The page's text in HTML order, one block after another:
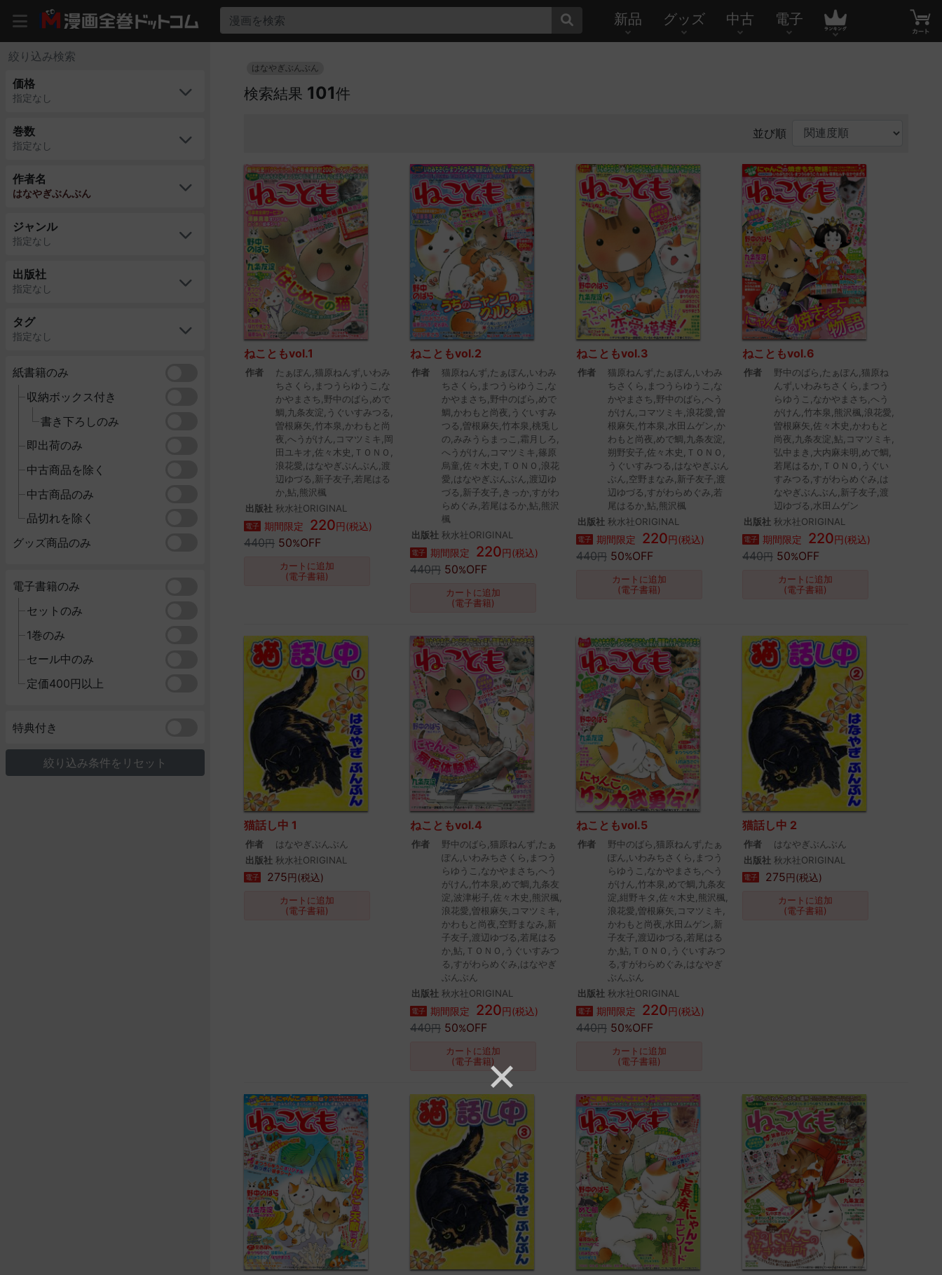
漫画を検索 新品 グッズ 中古 電子
絞り込み検索
価格
指定なし
巻数
指定なし
作者名
はなやぎぶんぶん
ジャンル
指定なし
出版社
指定なし
タグ
指定なし
紙書籍のみ
収納ボックス付き
書き下ろしのみ
即出荷のみ
中古商品を除く
中古商品のみ
品切れを除く
グッズ商品のみ
電子書籍のみ
セットのみ
1巻のみ
セール中のみ
定価400円以上
特典付き
絞り込み条件をリセット
はなやぎぶんぶん
検索結果 101件
並び順
ねこともvol.1
作者
たぁぽん,猫原ねんず,いわみ
ちさくら,まつうらゆうこ,な
かやまさち,野中のばら,めで
鯛,九条友淀,うぐいすみつる,
曽根麻矢,竹本泉,かわもと尚
夜,へうがけん,コマツミキ,岡
田ユキオ,佐々木史,ＴＯＮＯ,
浪花愛,はなやぎぶんぶん,渡
辺ゆづる,新子友子,若尾はる
か,鮎,熊沢楓
出版社 秋水社ORIGINAL
電子 期間限定 220円(税込)
440円 50%OFF
カートに追加
(電子書籍)
ねこともvol.2
作者
猫原ねんず,たぁぽん,いわみ
ちさくら,まつうらゆうこ,な
かやまさち,野中のばら,めで
鯛,かわもと尚夜,うぐいすみ
つる,曽根麻矢,竹本泉,桃兎し
の,みみうらまっこ,霜月しろ,
へうがけん,コマツミキ,篠原
烏童,佐々木史,ＴＯＮＯ,浪花
愛,はなやぎぶんぶん,渡辺ゆ
づる,新子友子,きっか,すがわ
らめぐみ,若尾はるか,鮎,熊沢
楓
出版社 秋水社ORIGINAL
電子 期間限定 220円(税込)
440円 50%OFF
カートに追加
(電子書籍)
ねこともvol.3
作者
猫原ねんず,たぁぽん,いわみ
ちさくら,まつうらゆうこ,な
かやまさち,野中のばら,へう
がけん,コマツミキ,浪花愛,曽
根麻矢,竹本泉,水田ムゲン,か
わもと尚夜,めで鯛,九条友淀,
朔野安子,佐々木史,ＴＯＮＯ,
うぐいすみつる,はなやぎぶん
ぶん,空野まなみ,新子友子,渡
辺ゆづる,すがわらめぐみ,若
尾はるか,鮎,熊沢楓
出版社 秋水社ORIGINAL
電子 期間限定 220円(税込)
440円 50%OFF
カートに追加
(電子書籍)
ねこともvol.6
作者
野中のばら,たぁぽん,猫原ね
んず,いわみちさくら,まつう
らゆうこ,なかやまさち,へう
がけん,竹本泉,熊沢楓,浪花愛,
曽根麻矢,佐々木史,かわもと
尚夜,九条友淀,鮎,コマツミキ,
弘中まき,大内麻未明,めで鯛,
若尾はるか,ＴＯＮＯ,うぐい
すみつる,すがわらめぐみ,は
なやぎぶんぶん,新子友子,渡
辺ゆづる,水田ムゲン
出版社 秋水社ORIGINAL
電子 期間限定 220円(税込)
440円 50%OFF
カートに追加
(電子書籍)
猫話し中 1
作者
はなやぎぶんぶん
出版社 秋水社ORIGINAL
電子 275円(税込)
カートに追加
(電子書籍)
ねこともvol.4
作者
野中のばら,猫原ねんず,たぁ
ぽん,いわみちさくら,まつう
らゆうこ,なかやまさち,へう
がけん,竹本泉,めで鯛,九条友
淀,波津彬子,佐々木史,熊沢楓,
浪花愛,曽根麻矢,コマツミキ,
かわもと尚夜,空野まなみ,新
子友子,渡辺ゆづる,若尾はる
か,鮎,ＴＯＮＯ,うぐいすみつ
る,すがわらめぐみ,はなやぎ
ぶんぶん
出版社 秋水社ORIGINAL
電子 期間限定 220円(税込)
440円 50%OFF
カートに追加
(電子書籍)
ねこともvol.5
作者
野中のばら,猫原ねんず,たぁ
ぽん,いわみちさくら,まつう
らゆうこ,なかやまさち,へう
がけん,竹本泉,めで鯛,九条友
淀,紺野キタ,佐々木史,熊沢楓,
浪花愛,曽根麻矢,コマツミキ,
かわもと尚夜,水田ムゲン,新
子友子,渡辺ゆづる,若尾はる
か,鮎,ＴＯＮＯ,うぐいすみつ
る,すがわらめぐみ,はなやぎ
ぶんぶん
出版社 秋水社ORIGINAL
電子 期間限定 220円(税込)
440円 50%OFF
カートに追加
(電子書籍)
猫話し中 2
作者
はなやぎぶんぶん
出版社 秋水社ORIGINAL
電子 275円(税込)
カートに追加
(電子書籍)